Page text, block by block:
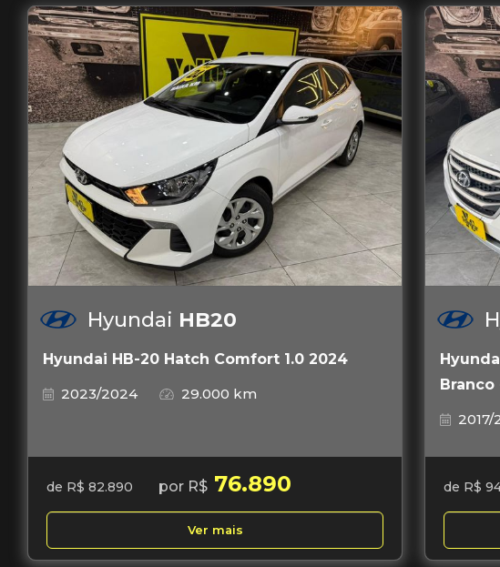
Hyundai HB20
Hyundai HB-20 Hatch Comfort 1.0 2024
2023/2024
29.000 km
de R$ 82.890 por R$ 76.890
Ver mais
Branco
2017/
de R$